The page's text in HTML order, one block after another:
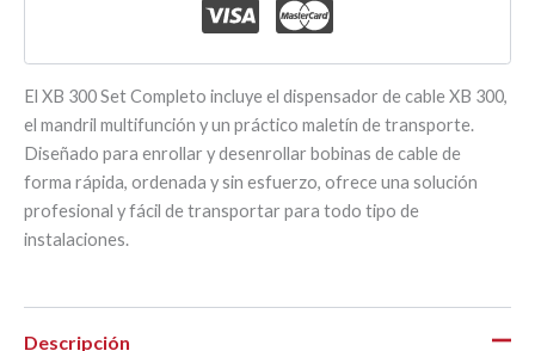
El XB 300 Set Completo incluye el dispensador de cable XB 300,
el mandril multifunción y un práctico maletín de transporte.
Diseñado para enrollar y desenrollar bobinas de cable de
forma rápida, ordenada y sin esfuerzo, ofrece una solución
profesional y fácil de transportar para todo tipo de
instalaciones.
Descripción